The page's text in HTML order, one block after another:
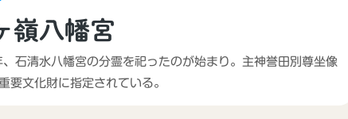
嶺八幡宮
石清水八幡宮の分霊を祀ったのが始まり。主神誉田別尊坐像
要文化財に指定されている。